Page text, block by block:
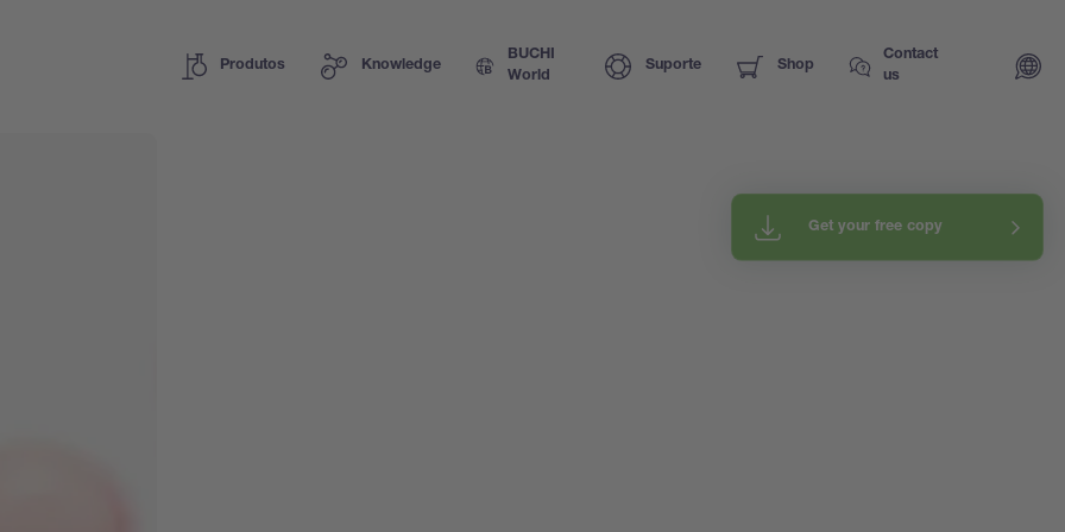
Produtos Knowledge
BUCHI
World
Suporte Shop
Contact
us
Get your free copy